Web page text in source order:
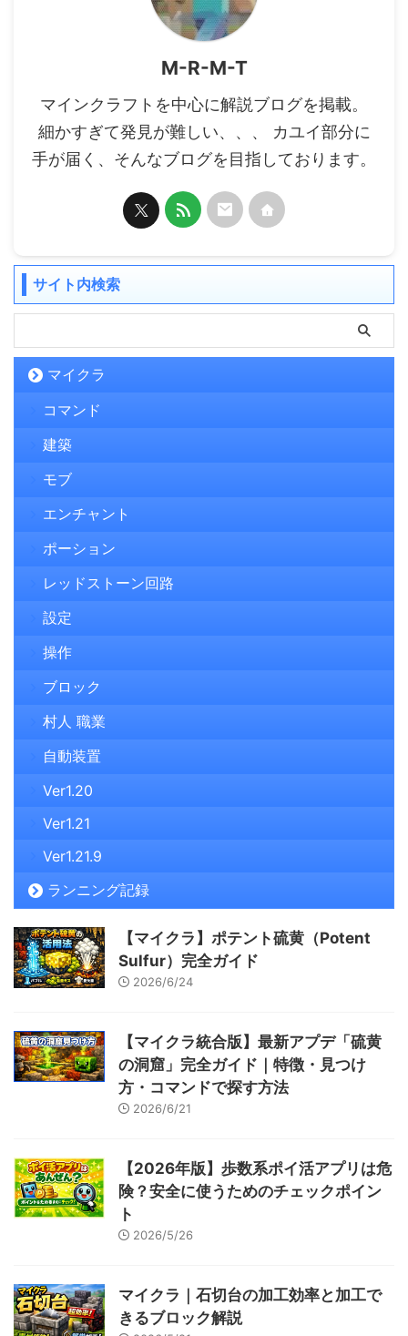
M-R-M-T
マインクラフトを中心に解説ブログを掲載。
細かすぎて発見が難しい、、、 カユイ部分に
手が届く、そんなブログを目指しております。
サイト内検索
マイクラ
コマンド
建築
モブ
エンチャント
ポーション
レッドストーン回路
設定
操作
ブロック
村人 職業
自動装置
Ver1.20
Ver1.21
Ver1.21.9
ランニング記録
【マイクラ】ポテント硫黄（Potent
Sulfur）完全ガイド
2026/6/24
【マイクラ統合版】最新アプデ「硫黄
の洞窟」完全ガイド｜特徴・見つけ
方・コマンドで探す方法
2026/6/21
【2026年版】歩数系ポイ活アプリは危
険？安全に使うためのチェックポイン
ト
2026/5/26
マイクラ｜石切台の加工効率と加工で
きるブロック解説